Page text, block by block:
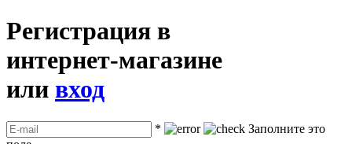
Регистрация в
интернет-магазине
или вход
*
Заполните это